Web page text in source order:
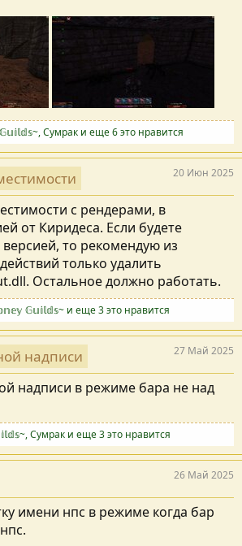
,Сумраки еще 6 это нравится
20 Июн 2025
с рендерами, в
от Киридеса. Если будете
версией, то рекомендую из
только удалить
Остальное должно работать.
𝔾𝕦𝕚𝕝𝕕𝕤~и еще 3 это нравится
надписи 27 Май 2025
надписи в режиме бара не над
,Сумраки еще 3 это нравится
26 Май 2025
имени нпс в режиме когда бар